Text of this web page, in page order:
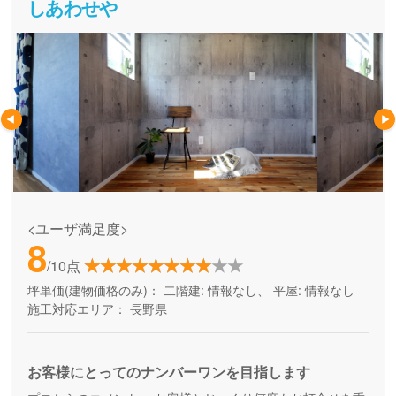
しあわせや
<ユーザ満足度>
8/10点
坪単価(建物価格のみ)： 二階建: 情報なし、 平屋: 情報なし
施工対応エリア： 長野県
お客様にとってのナンバーワンを目指します